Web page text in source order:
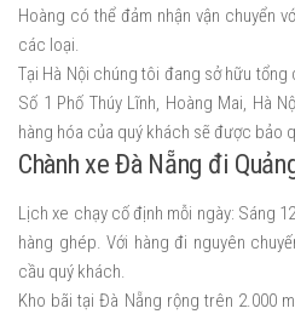
Hoàng có thể đảm nhận vận chuyển
các loại.
Tại Hà Nội chúng tôi đang sở hữu
Số 1 Phố Thúy Lĩnh, Hoàng Mai, Hà
hàng hóa của quý khách sẽ được bảo
Chành xe Đà Nẵng đi
Lịch xe chạy cố định mỗi ngày: Sáng
hàng ghép. Với hàng đi nguyên
cầu quý khách.
Kho bãi tại Đà Nẵng rộng trên 2.000